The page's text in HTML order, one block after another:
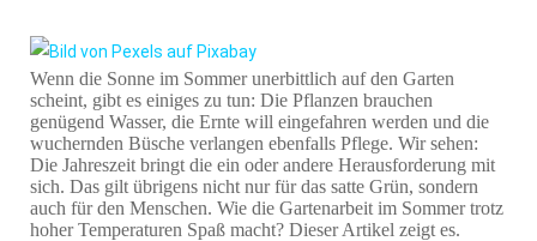
Wenn die Sonne im Sommer unerbittlich auf den Garten
scheint, gibt es einiges zu tun: Die Pflanzen brauchen
genügend Wasser, die Ernte will eingefahren werden und die
wuchernden Büsche verlangen ebenfalls Pflege. Wir sehen:
Die Jahreszeit bringt die ein oder andere Herausforderung mit
sich. Das gilt übrigens nicht nur für das satte Grün, sondern
auch für den Menschen. Wie die Gartenarbeit im Sommer trotz
hoher Temperaturen Spaß macht? Dieser Artikel zeigt es.